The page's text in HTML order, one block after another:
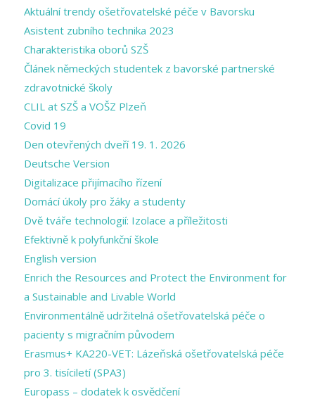
Aktuální trendy ošetřovatelské péče v Bavorsku
Asistent zubního technika 2023
Charakteristika oborů SZŠ
Článek německých studentek z bavorské partnerské
zdravotnické školy
CLIL at SZŠ a VOŠZ Plzeň
Covid 19
Den otevřených dveří 19. 1. 2026
Deutsche Version
Digitalizace přijímacího řízení
Domácí úkoly pro žáky a studenty
Dvě tváře technologií: Izolace a příležitosti
Efektivně k polyfunkční škole
English version
Enrich the Resources and Protect the Environment for
a Sustainable and Livable World
Environmentálně udržitelná ošetřovatelská péče o
pacienty s migračním původem
Erasmus+ KA220-VET: Lázeňská ošetřovatelská péče
pro 3. tisíciletí (SPA3)
Europass – dodatek k osvědčení